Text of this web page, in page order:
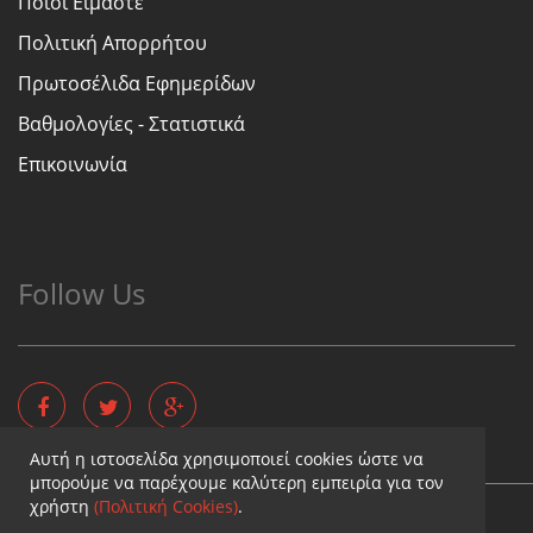
Πολιτική Απορρήτου
Πρωτοσέλιδα Εφημερίδων
Βαθμολογίες - Στατιστικά
Επικοινωνία
Follow Us
Copyright © - Diaititis.gr - All Rights Reserved.
Αυτή η ιστοσελίδα χρησιμοποιεί cookies ώστε να
μπορούμε να παρέχουμε καλύτερη εμπειρία για τον
χρήστη (Πολιτική Cookies).